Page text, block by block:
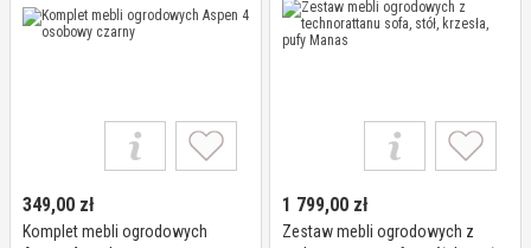
349,00 zł
Komplet mebli ogrodowych
1 799,00 zł
Zestaw mebli ogrodowych z